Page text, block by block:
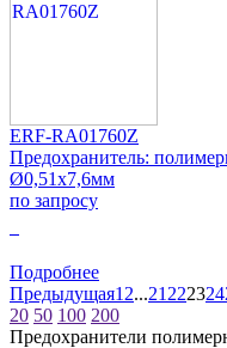
ERF-RA01760Z
Предохранитель:
Ø0,51x7,6мм
по запросу
Подробнее
Предыдущая1 2...21 222324
20 50 100 200
Предохранители